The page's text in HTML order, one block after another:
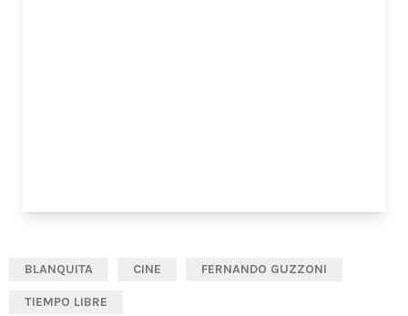
BLANQUITA CINE FERNANDO GUZZONI
TIEMPO LIBRE